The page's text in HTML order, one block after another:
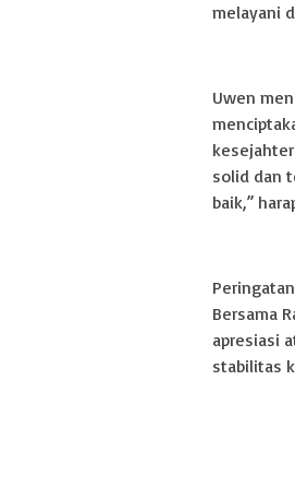
melayani
Uwen
solid dan
baik,”
Bersama
apresiasi
stabilitas